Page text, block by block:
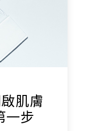
肌膚
一步